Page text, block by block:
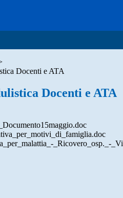
Docenti e ATA
Docenti e ATA
_Ricovero_osp._-